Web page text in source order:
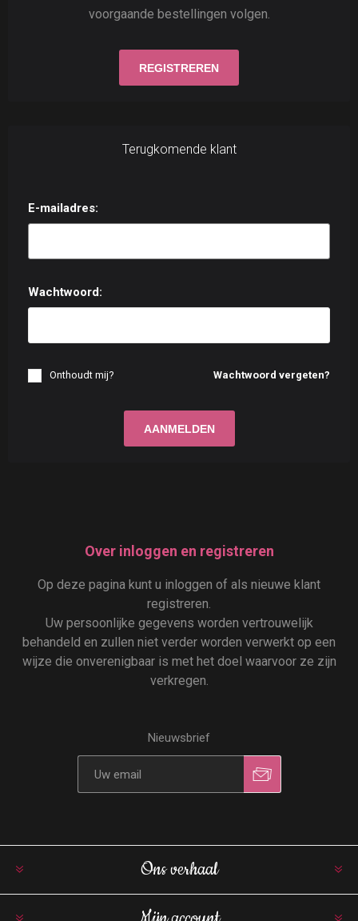
voorgaande bestellingen volgen.
Terugkomende klant
E-mailadres:
Wachtwoord:
Wachtwoord vergeten?
Onthoudt mij?
Over inloggen en registreren
Op deze pagina kunt u inloggen of als nieuwe klant
registreren.
Uw persoonlijke gegevens worden vertrouwelijk
behandeld en zullen niet verder worden verwerkt op een
wijze die onverenigbaar is met het doel waarvoor ze zijn
verkregen.
Nieuwsbrief
Ons verhaal